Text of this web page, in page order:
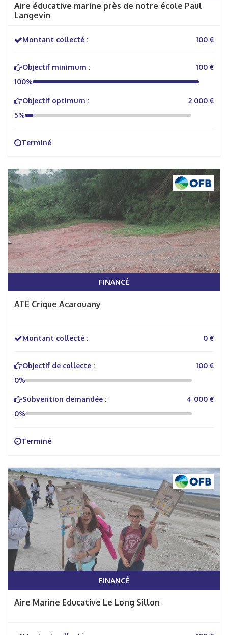
Aire éducative marine près de notre école Paul
Langevin
Montant collecté : 100 €
Objectif minimum :
100 €
100%
Objectif optimum :
2 000 €
5%
Terminé
FINANCÉ
ATE Crique Acarouany
Montant collecté : 0 €
Objectif de collecte :
100 €
0%
Subvention demandée :
4 000 €
0%
Terminé
FINANCÉ
Aire Marine Educative Le Long Sillon